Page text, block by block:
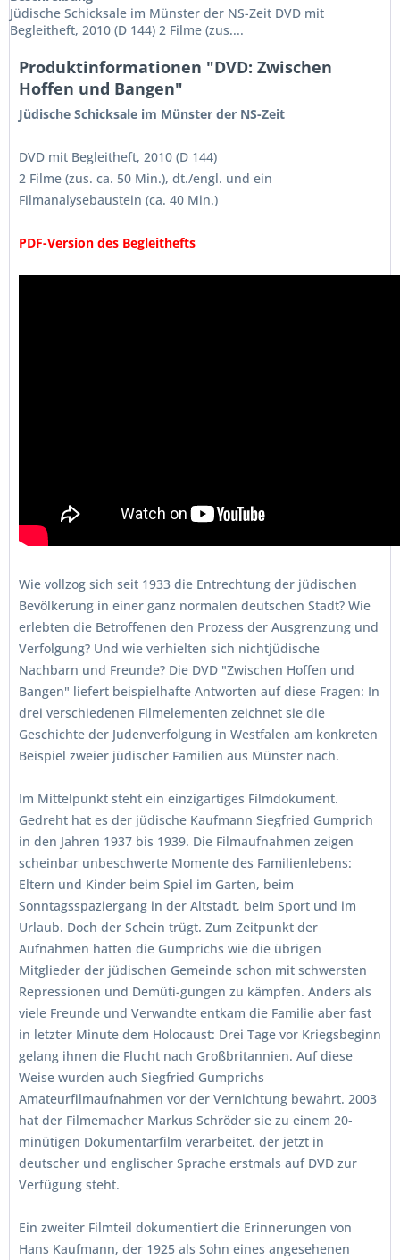
Jüdische Schicksale im Münster der NS-Zeit DVD mit
Begleitheft, 2010 (D 144) 2 Filme (zus....
Produktinformationen "DVD: Zwischen
Hoffen und Bangen"
Jüdische Schicksale im Münster der NS-Zeit
DVD mit Begleitheft, 2010 (D 144)
2 Filme (zus. ca. 50 Min.), dt./engl. und ein
Filmanalysebaustein (ca. 40 Min.)
PDF-Version des Begleithefts
Wie vollzog sich seit 1933 die Entrechtung der jüdischen
Bevölkerung in einer ganz normalen deutschen Stadt? Wie
erlebten die Betroffenen den Prozess der Ausgrenzung und
Verfolgung? Und wie verhielten sich nichtjüdische
Nachbarn und Freunde? Die DVD "Zwischen Hoffen und
Bangen" liefert beispielhafte Antworten auf diese Fragen: In
drei verschiedenen Filmelementen zeichnet sie die
Geschichte der Judenverfolgung in Westfalen am konkreten
Beispiel zweier jüdischer Familien aus Münster nach.
Im Mittelpunkt steht ein einzigartiges Filmdokument.
Gedreht hat es der jüdische Kaufmann Siegfried Gumprich
in den Jahren 1937 bis 1939. Die Filmaufnahmen zeigen
scheinbar unbeschwerte Momente des Familienlebens:
Eltern und Kinder beim Spiel im Garten, beim
Sonntagsspaziergang in der Altstadt, beim Sport und im
Urlaub. Doch der Schein trügt. Zum Zeitpunkt der
Aufnahmen hatten die Gumprichs wie die übrigen
Mitglieder der jüdischen Gemeinde schon mit schwersten
Repressionen und Demüti-gungen zu kämpfen. Anders als
viele Freunde und Verwandte entkam die Familie aber fast
in letzter Minute dem Holocaust: Drei Tage vor Kriegsbeginn
gelang ihnen die Flucht nach Großbritannien. Auf diese
Weise wurden auch Siegfried Gumprichs
Amateurfilmaufnahmen vor der Vernichtung bewahrt. 2003
hat der Filmemacher Markus Schröder sie zu einem 20-
minütigen Dokumentarfilm verarbeitet, der jetzt in
deutscher und englischer Sprache erstmals auf DVD zur
Verfügung steht.
Ein zweiter Filmteil dokumentiert die Erinnerungen von
Hans Kaufmann, der 1925 als Sohn eines angesehenen